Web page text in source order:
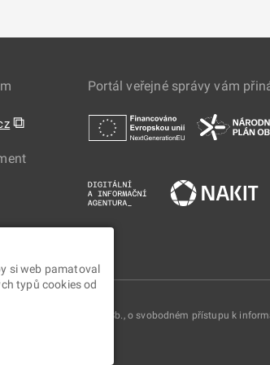
⧉
Portál veřejné správy vám
zákonem č. 106/1999 Sb., o svobodném přístupu k
si web pamatoval
typů cookies od